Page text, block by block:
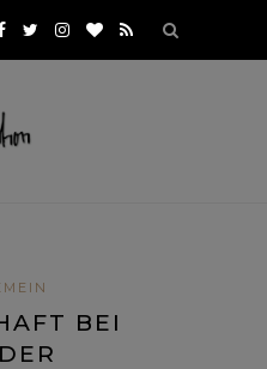
BEI